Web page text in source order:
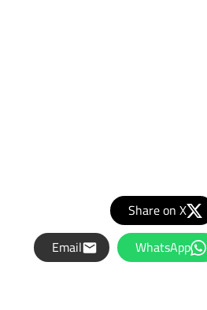
Share on X
WhatsApp
Email